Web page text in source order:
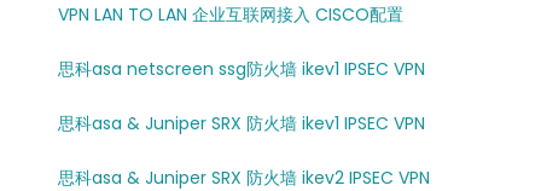
VPN LAN TO LAN 企业互联网接入 CISCO配置
思科asa netscreen ssg防火墙 ikev1 IPSEC VPN
思科asa & Juniper SRX 防火墙 ikev1 IPSEC VPN
思科asa & Juniper SRX 防火墙 ikev2 IPSEC VPN